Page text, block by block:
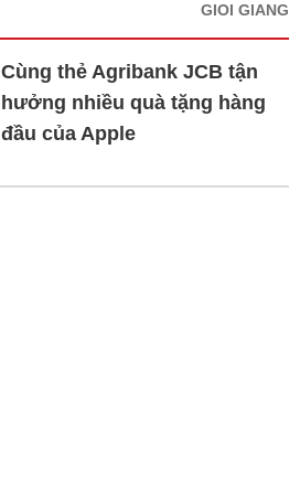
GIOI GIANG
Cùng thẻ Agribank JCB tận
hưởng nhiều quà tặng hàng
đầu của Apple